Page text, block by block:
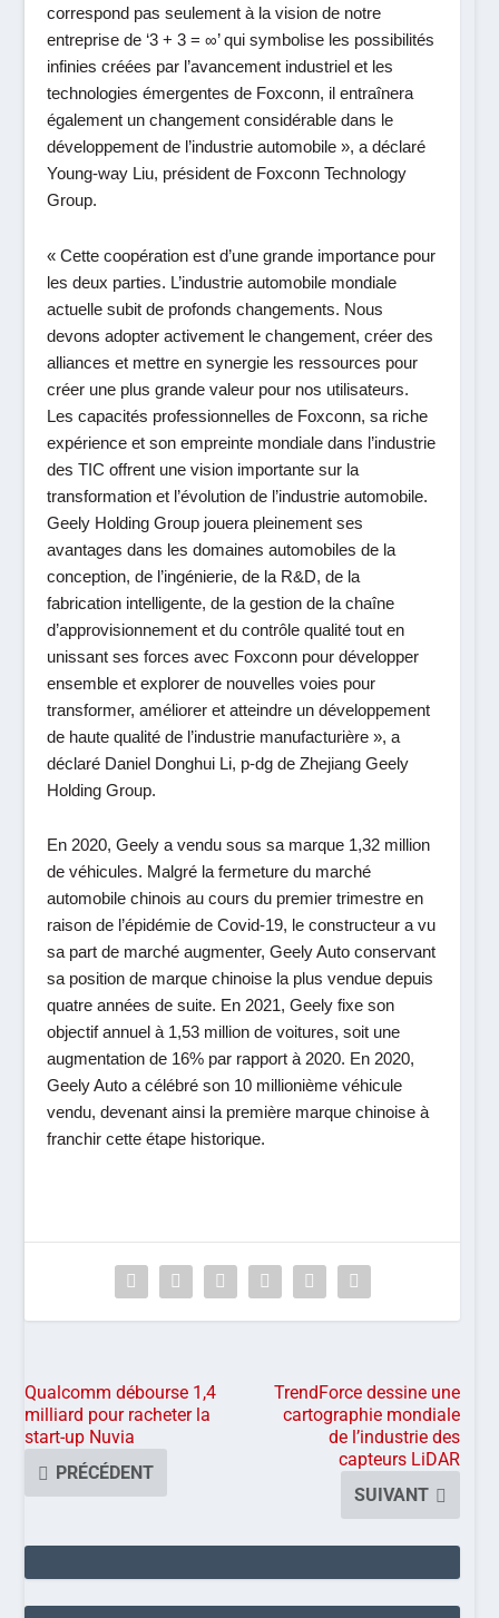
correspond pas seulement à la vision de notre
entreprise de ‘3 + 3 = ∞’ qui symbolise les possibilités
infinies créées par l’avancement industriel et les
technologies émergentes de Foxconn, il entraînera
également un changement considérable dans le
développement de l’industrie automobile », a déclaré
Young-way Liu, président de Foxconn Technology
Group.
«Cette coopération est d’une grande importance pour
les deux parties. L’industrie automobile mondiale
actuelle subit de profonds changements. Nous
devons adopter activement le changement, créer des
alliances et mettre en synergie les ressources pour
créer une plus grande valeur pour nos utilisateurs.
Les capacités professionnelles de Foxconn, sa riche
expérience et son empreinte mondiale dans l’industrie
des TIC offrent une vision importante sur la
transformation et l’évolution de l’industrie automobile.
Geely Holding Group jouera pleinement ses
avantages dans les domaines automobiles de la
conception, de l’ingénierie, de la R&D, de la
fabrication intelligente, de la gestion de la chaîne
d’approvisionnement et du contrôle qualité tout en
unissant ses forces avec Foxconn pour développer
ensemble et explorer de nouvelles voies pour
transformer, améliorer et atteindre un développement
de haute qualité de l’industrie manufacturière», a
déclaré Daniel Donghui Li, p-dg de Zhejiang Geely
Holding Group.
En 2020, Geely a vendu sous sa marque 1,32 million
de véhicules. Malgré la fermeture du marché
automobile chinois au cours du premier trimestre en
raison de l’épidémie de Covid-19, le constructeur a vu
sa part de marché augmenter, Geely Auto conservant
sa position de marque chinoise la plus vendue depuis
quatre années de suite. En 2021, Geely fixe son
objectif annuel à 1,53 million de voitures, soit une
augmentation de 16% par rapport à 2020. En 2020,
Geely Auto a célébré son 10 millionième véhicule
vendu, devenant ainsi la première marque chinoise à
franchir cette étape historique.
Qualcomm débourse 1,4
milliard pour racheter la
start-up Nuvia
PRÉCÉDENT
TrendForce dessine une
cartographie mondiale
de l’industrie des
capteurs LiDAR
SUIVANT